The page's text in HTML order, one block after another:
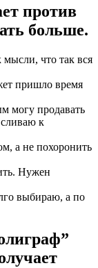
против
больше.
что так вся
пришло время
могу продавать
к
а не похоронить
Нужен
выбираю, а по